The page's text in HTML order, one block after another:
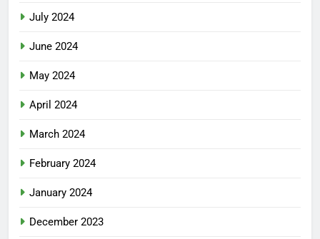
July 2024
June 2024
May 2024
April 2024
March 2024
February 2024
January 2024
December 2023